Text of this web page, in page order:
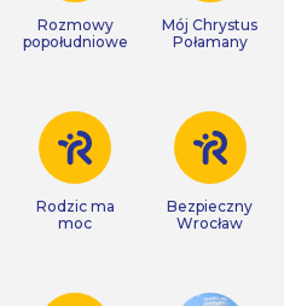
Rozmowy
popołudniowe
Mój Chrystus
Połamany
Rodzic ma
moc
Bezpieczny
Wrocław